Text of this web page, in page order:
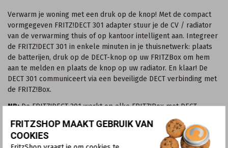
Verwarm je woning met een druk op de knop! Met de compact
vormgegeven FRITZ!DECT 301 adapter stuur je de CV / radiator
van de verwarming thuis of op kantoor intelligent aan. Integreer
de FRITZ!DECT 301 in enkele minuten in je thuisnetwerk: plaats
de batterijen, druk op de DECT-knop op uw FRITZBox om hem
aan te melden en plaats de knop op uw radiator. En klaar! De
DECT 301 communiceert via een beveiligde DECT verbinding met
de FRITZ!Box.
NB:De FRITZ!DECT 301 werkt op elke FRITZ!Box met DECT-
functies en FRITZ!OS 6.83 met uitzondering op de FRITZ!Box 7312,
7330, 7330 SL, 7360 SL, 7412, 6360 Cable, 6810 LTE.
FRITZSHOP MAAKT GEBRUIK VAN
COOKIES